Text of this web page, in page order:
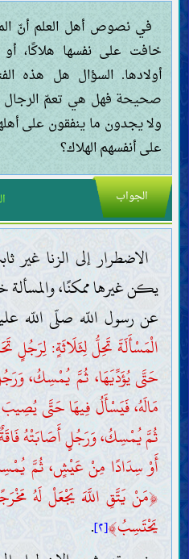
في نصوص أهل العلم أنّ
خافت على نفسها هلاكًا،
أولادها. السؤال هل هذه
صحيحة فهل هي تعمّ الرجال
ولا يجدون ما ينفقون على
على أنفسهم الهلاك؟
الجواب
الاضطرار إلى الزنا غير
يكن غيرها ممكنًا، والمسألة
عن رسول اللّه صلّى اللّه
الْمَسْأَلَةَ تَحِلُّ لِثَلَاثَةٍ: لِرَجُلٍ
حَتَّى يُؤَدِّيَهَا، ثُمَّ يُمْسِكُ،
مَالَهُ، فَيَسْأَلُ فِيهَا حَتَّى
ثُمَّ يُمْسِكُ، وَرَجُلٍ أَصَابَتْهُ
أَوْ سِدَادًا مِنْ عَيْشٍ، ثُمَّ
﴿مَنْ يَتَّقِ اللَّهَ يَجْعَلْ لَهُ
يَحْتَسِبُ﴾[٢] .